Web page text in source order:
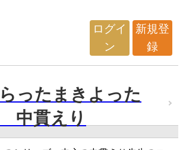
ログイ
ン
新規登
録
ったまきよった
中貫えり